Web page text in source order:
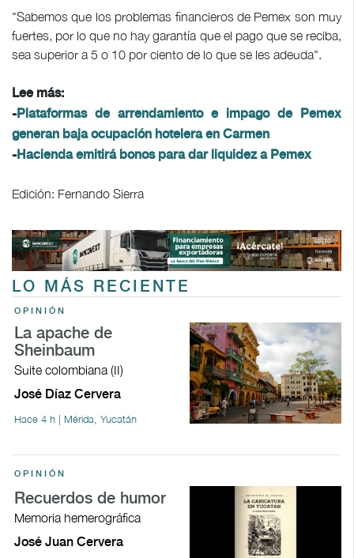
"Sabemos que los problemas financieros de Pemex son muy
fuertes, por lo que no hay garantía que el pago que se reciba,
sea superior a 5 o 10 por ciento de lo que se les adeuda".
Lee más:
-Plataformas de arrendamiento e impago de Pemex
generan baja ocupación hotelera en Carmen
-Hacienda emitirá bonos para dar liquidez a Pemex
Edición: Fernando Sierra
LO MÁS RECIENTE
OPINIÓN
La apache de
Sheinbaum
Suite colombiana (II)
José Díaz Cervera
Hace 4 h | Mérida, Yucatán
OPINIÓN
Recuerdos de humor
Memoria hemerográfica
José Juan Cervera